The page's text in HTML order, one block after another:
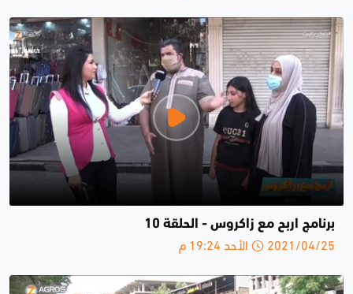
برنامج اربح مع زاكروس - الحلقة 10
2021/04/25 الأحد 19:24 م